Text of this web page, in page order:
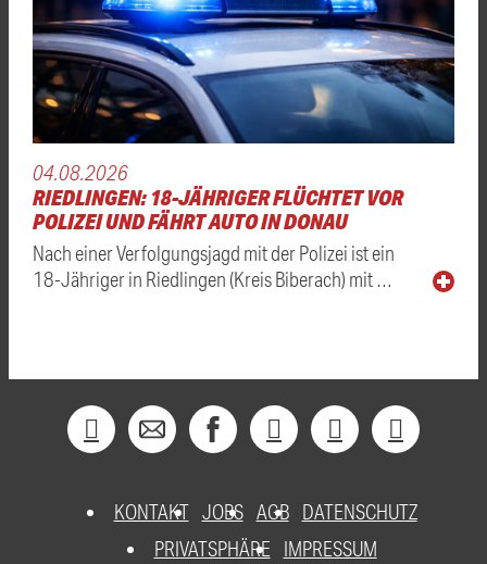
04.08.2026
RIEDLINGEN: 18-JÄHRIGER FLÜCHTET VOR
POLIZEI UND FÄHRT AUTO IN DONAU
Nach einer Verfolgungsjagd mit der Polizei ist ein
18-Jähriger in Riedlingen (Kreis Biberach) mit …
KONTAKT JOBS AGB DATENSCHUTZ
PRIVATSPHÄRE
IMPRESSUM